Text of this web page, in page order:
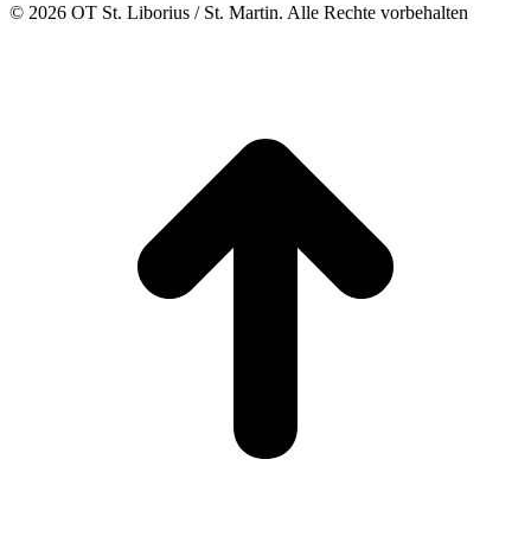
© 2026 OT St. Liborius / St. Martin. Alle Rechte vorbehalten